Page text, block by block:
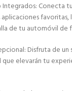
Integrados: Conecta
favoritas,
de tu automóvil de
Disfruta de
elevarán tu